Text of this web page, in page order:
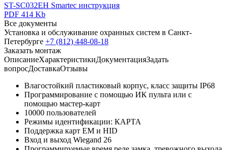
ST-SC032EH Smartec инструкция
PDF 414 Kb
Все документы
Установка и обслуживание охранных систем в Санкт-
Петербурге +7 (812) 448-08-18
Заказать монтаж
ОписаниеХарактеристикиДокументацияЗадать
вопросДоставкаОтзывы
Влагостойкий пластиковый корпус, класс защиты IP68
Программирование с помощью ИК пульта или с
помощью мастер-карт
10000 пользователей
Режимы идентификации: КАРТА
Поддержка карт EM и HID
Вход и выход Wiegand 26